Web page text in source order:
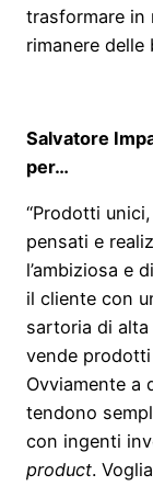
trasformare in
rimanere delle
Salvatore
per…
“Prodotti
pensati e
l’ambiziosa e
il cliente con
sartoria di
vende
Ovviamente a
tendono
con ingenti
product.